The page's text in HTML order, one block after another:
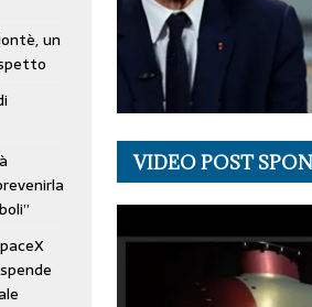
un
VIDEO POST